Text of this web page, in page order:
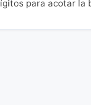
para acotar la